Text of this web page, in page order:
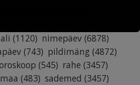
(1120) nimepäev (6878)
(743) pildimäng (4872)
(545) rahe (3457)
(483) sademed (3457)